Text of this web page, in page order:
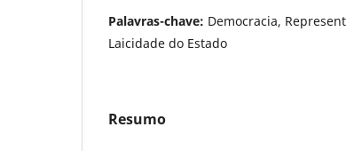
Palavras-chave: Democracia,
Laicidade do Estado
Resumo